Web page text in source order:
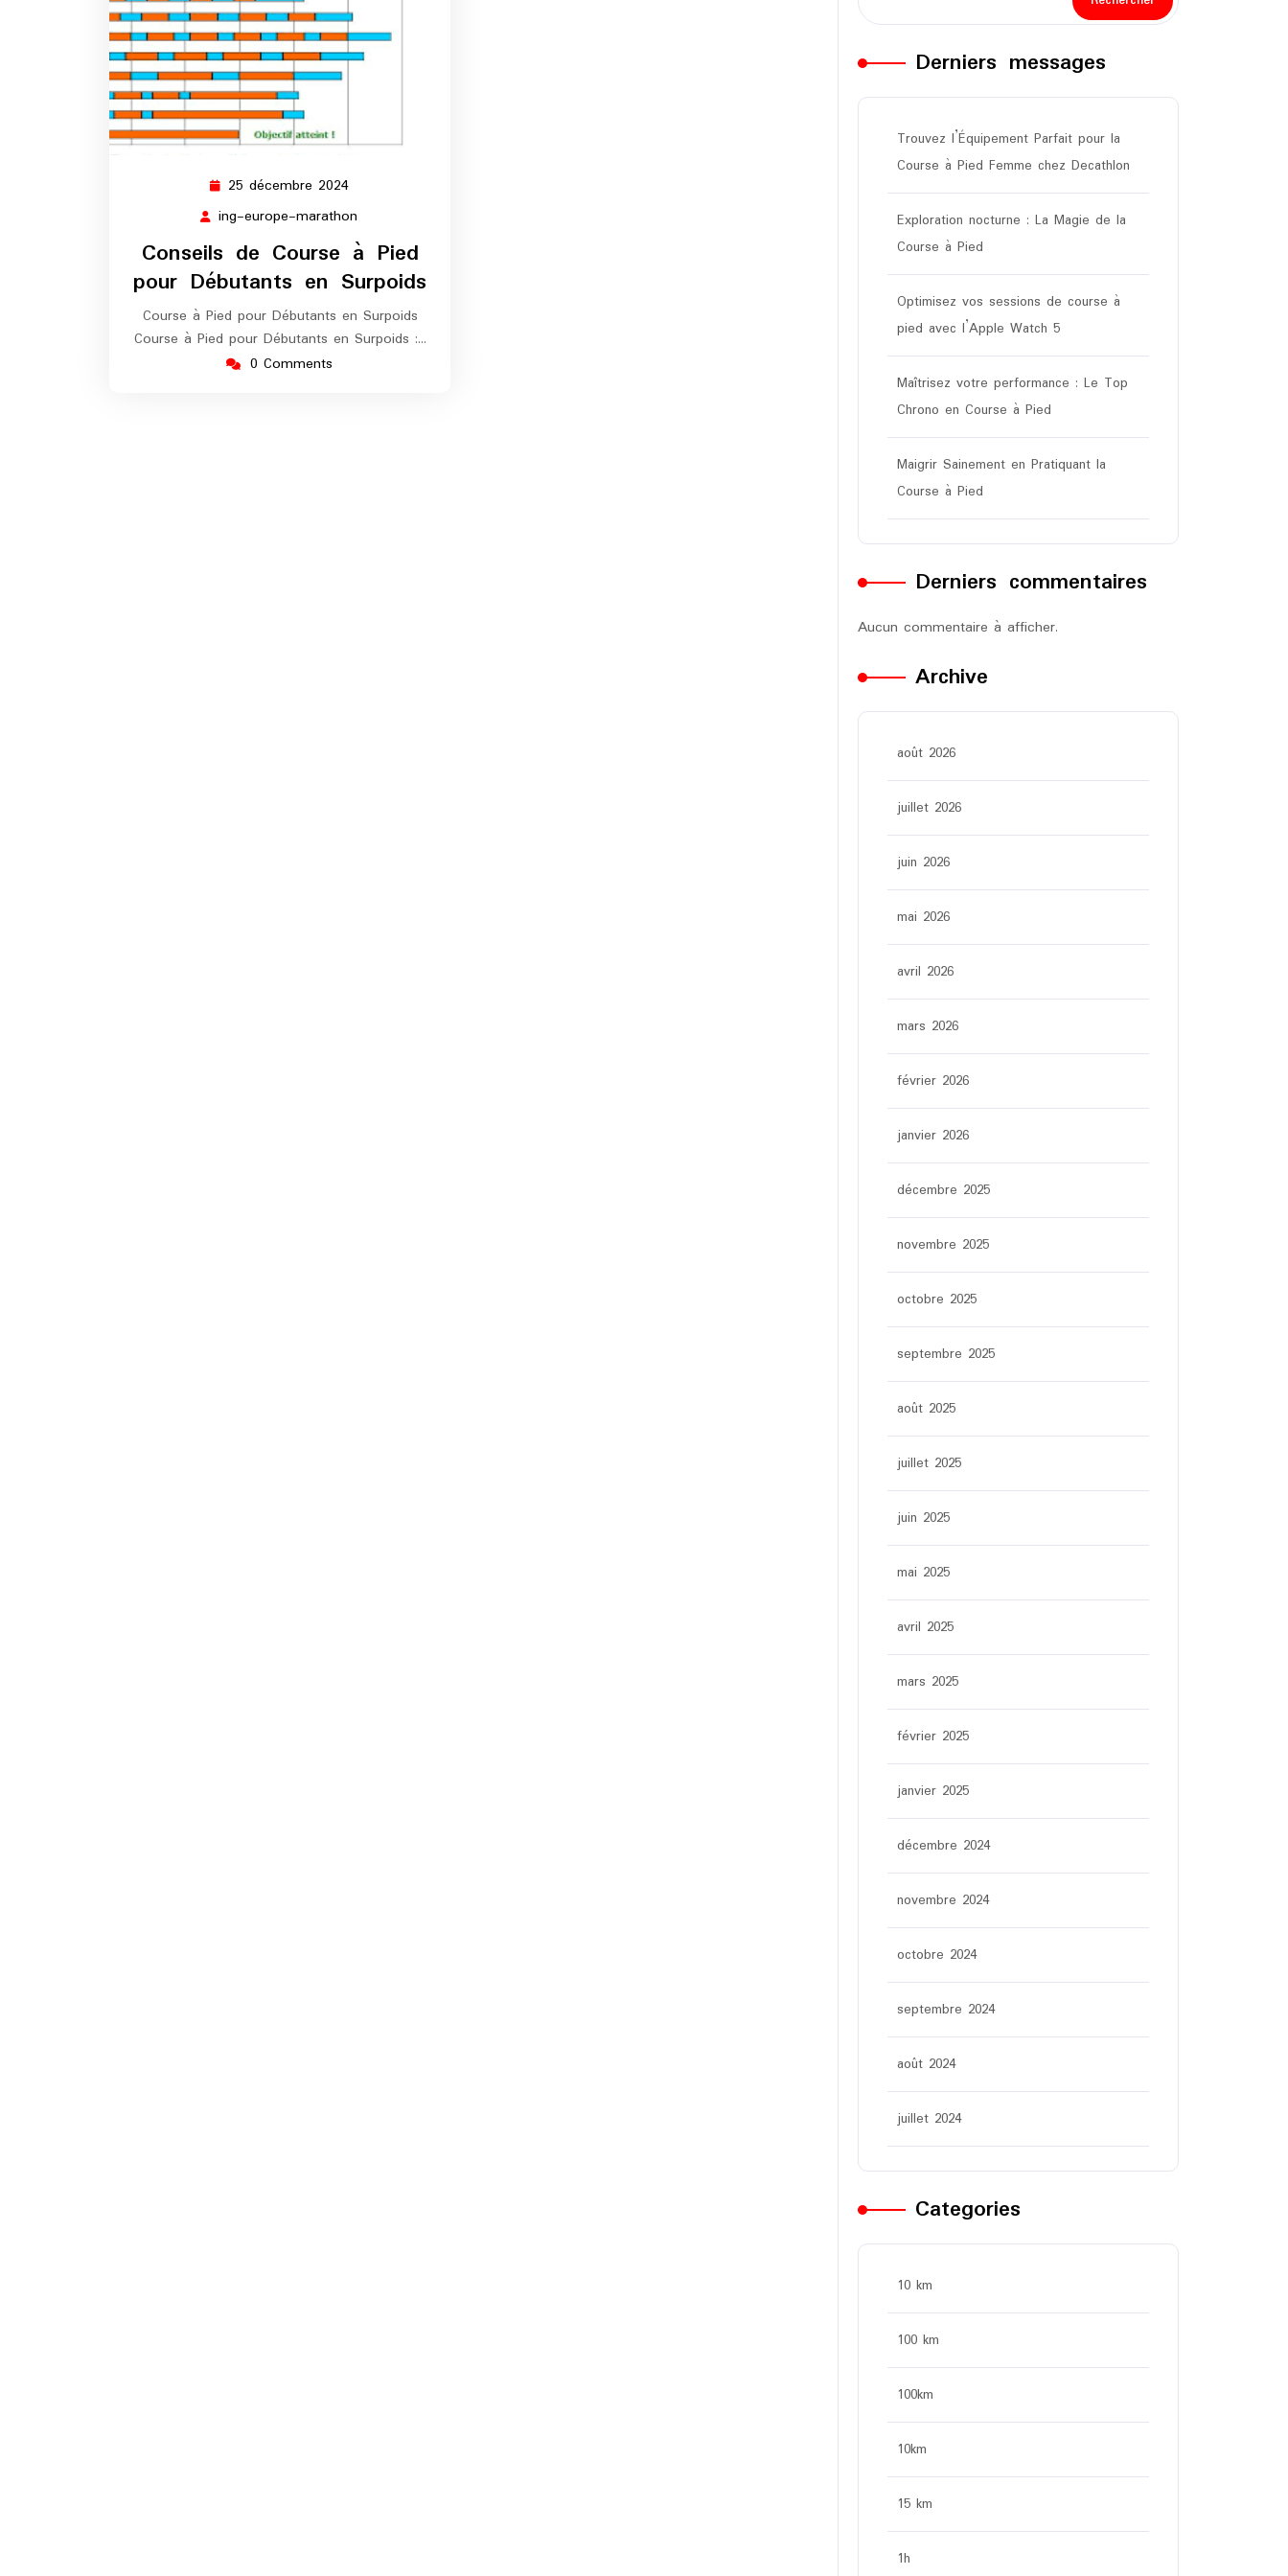
25 décembre 2024
décembre
ing-europe-marathon
europe-
marathon
Conseils de Course à Pied
pour Débutants en Surpoids
Course à Pied pour Débutants en Surpoids
Course à Pied pour Débutants en Surpoids :…
0 Comments
Derniers messages
Trouvez l’Équipement Parfait pour la
Course à Pied Femme chez Decathlon
Exploration nocturne : La Magie de la
Course à Pied
Optimisez vos sessions de course à
pied avec l’Apple Watch 5
Maîtrisez votre performance : Le Top
Chrono en Course à Pied
Maigrir Sainement en Pratiquant la
Course à Pied
Derniers commentaires
Aucun commentaire à afficher.
Archive
août 2026
juillet 2026
juin 2026
mai 2026
avril 2026
mars 2026
février 2026
janvier 2026
décembre 2025
novembre 2025
octobre 2025
septembre 2025
août 2025
juillet 2025
juin 2025
mai 2025
avril 2025
mars 2025
février 2025
janvier 2025
décembre 2024
novembre 2024
octobre 2024
septembre 2024
août 2024
juillet 2024
Categories
10 km
100 km
100km
10km
15 km
1h